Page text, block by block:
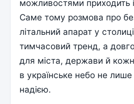
можливостями приходить і
Саме тому розмова про
літальний апарат у
тимчасовий тренд, а
для міста, держави й
в українське небо не
надією.